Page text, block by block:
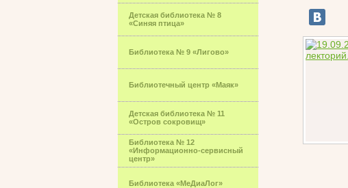
Детская библиотека № 8
«Синяя птица»
Библиотека № 9 «Лигово»
Библиотечный центр «Маяк»
Детская библиотека № 11
«Остров сокровищ»
Библиотека № 12
«Информационно-сервисный
центр»
Библиотека «МеДиаЛог»